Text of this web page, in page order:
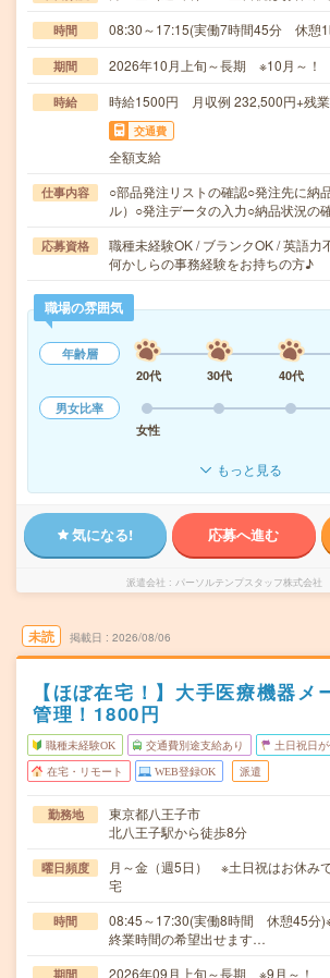
時間 08:30～17:15(実働7時間45分 休憩1
期間 2026年10月上旬～長期 ※10月～！
時給 時給1500円 月収例 232,500円+残
交通費
全額支給
仕事内容
○部品発注リストの確認○発注先に納
ル）○発注データの入力○納品状況の
応募資格
職種未経験OK / ブランクOK / 英語力
何かしらの事務経験をお持ちの方♪
職場の雰囲気
年齢層
20代
30代 40代
男女比率
女性
もっと見る
気になる! 応募へ進む
派遣会社 パーソルテンプスタッフ株式会社
未読 掲載日 2026/08/06
【ほぼ在宅！】大手医療機器メ
管理！1800円
職種未経験OK 交通費別途支給あり 土日祝日
在宅・リモート WEB登録OK 派遣
勤務地
東京都八王子市
北八王子駅から徒歩8分
曜日頻度
月～金（週5日） ※土日祝はお休み
宅
時間
08:45～17:30(実働8時間 休憩45分
終業時間の希望出せます…
期間 2026年09月上旬～長期 ※9月～！